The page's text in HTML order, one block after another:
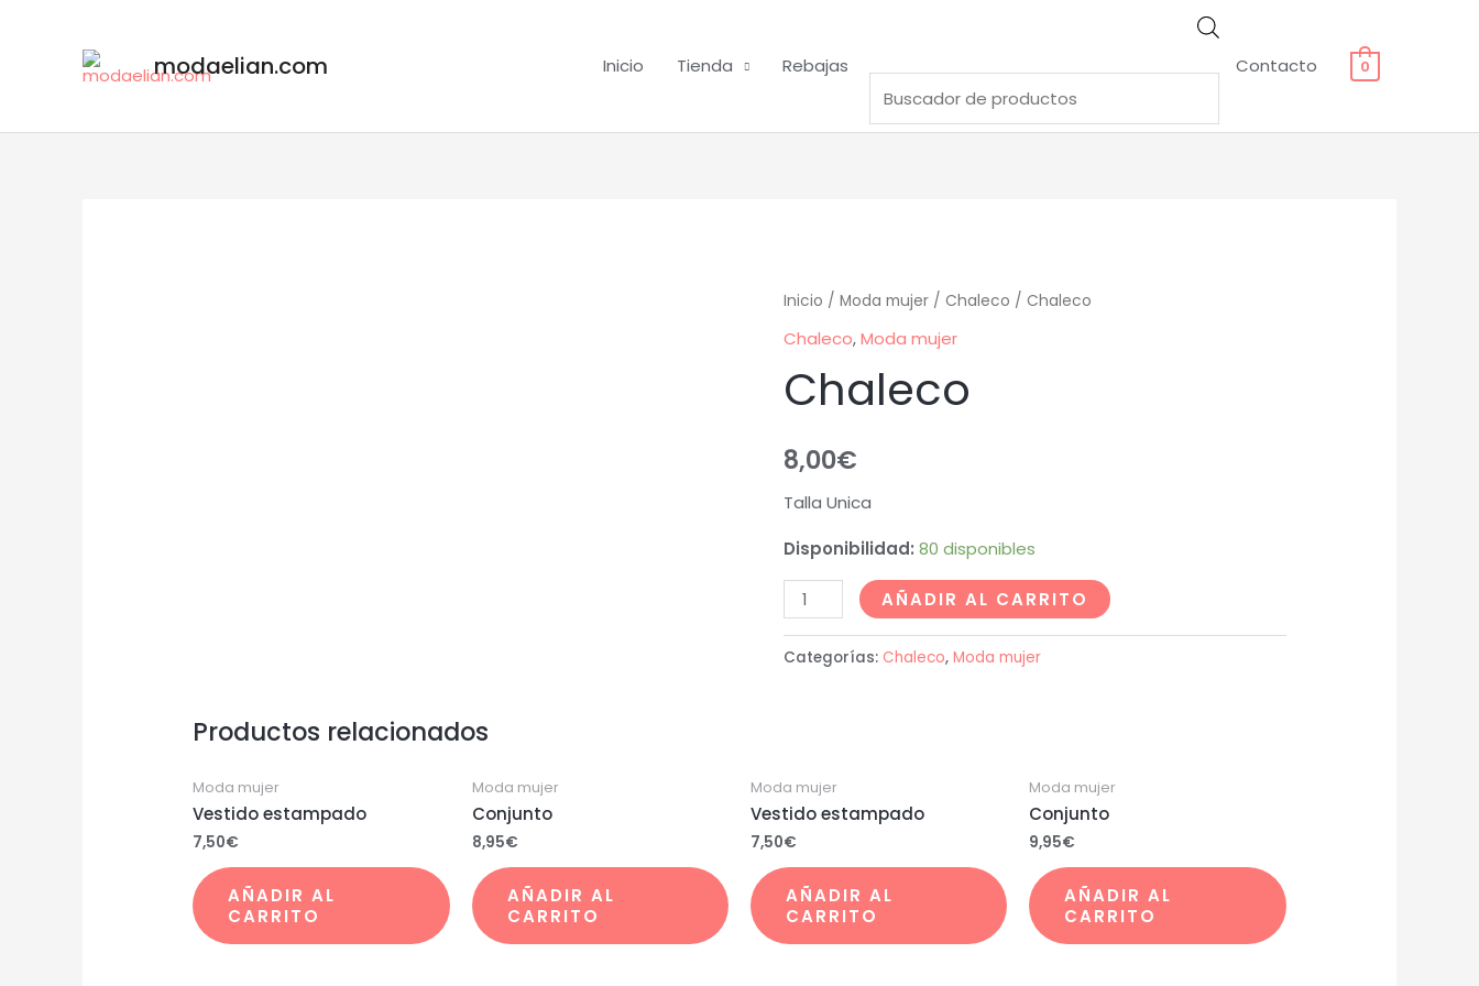
modaelian.com Inicio Tienda Rebajas Contacto 0
Inicio / Moda mujer/ Chaleco / Chaleco
Chaleco,Moda mujer
Chaleco
8,00€
Talla Unica
Disponibilidad: 80 disponibles
AÑADIR AL CARRITO
Categorías: Chaleco, Moda mujer
Productos relacionados
Moda mujer
Vestido estampado
7,50€
AÑADIR AL
CARRITO
Moda mujer
Conjunto
8,95€
AÑADIR AL
CARRITO
Moda mujer
Vestido estampado
7,50€
AÑADIR AL
CARRITO
Moda mujer
Conjunto
9,95€
AÑADIR AL
CARRITO